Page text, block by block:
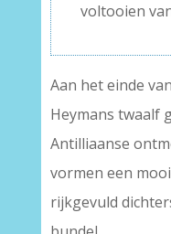
voltooien
Aan het einde
Heymans twaalf
Antilliaanse
vormen een
rijkgevuld